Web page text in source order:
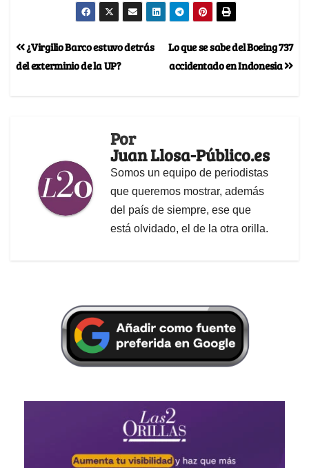
Lo que se sabe del Boeing 737
accidentado en Indonesia
¿Virgilio Barco estuvo detrás
del exterminio de la UP?
Por
Juan Llosa-Público.es
Somos un equipo de periodistas
que queremos mostrar, además
del país de siempre, ese que
está olvidado, el de la otra orilla.